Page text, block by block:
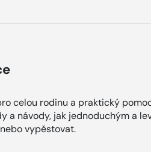
celou rodinu a praktický
a návody, jak jednoduchým a
vypěstovat.